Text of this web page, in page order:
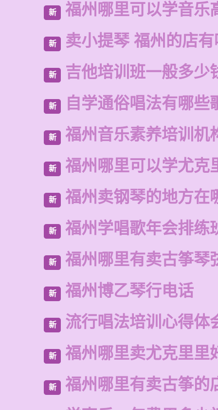
新 福州哪里可以学音乐
新 卖小提琴 福州的店
新 吉他培训班一般多少
新 自学通俗唱法有哪些
新 福州音乐素养培训机
新 福州哪里可以学尤克
新 福州卖钢琴的地方在
新 福州学唱歌年会排练
新 福州哪里有卖古筝琴
新 福州博乙琴行电话
新 流行唱法培训心得体
新 福州哪里卖尤克里里
新
福州哪里有卖古筝的